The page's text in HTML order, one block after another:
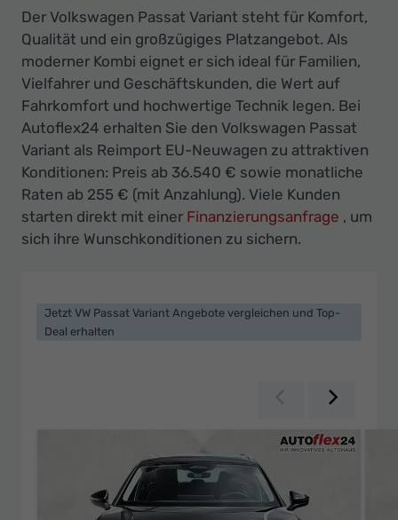
Preisen
-
Ihr
Innovatives
Autohaus
Der Volkswagen Passat Variant steht für Komfort,
Qualität und ein großzügiges Platzangebot. Als
moderner Kombi eignet er sich ideal für Familien,
Vielfahrer und Geschäftskunden, die Wert auf
Fahrkomfort und hochwertige Technik legen. Bei
Autoflex24 erhalten Sie den Volkswagen Passat
Variant als Reimport EU-Neuwagen zu attraktiven
Konditionen: Preis ab 36.540 € sowie monatliche
Raten ab 255 € (mit Anzahlung). Viele Kunden
starten direkt mit einer Finanzierungsanfrage , um
sich ihre Wunschkonditionen zu sichern.
Jetzt VW Passat Variant Angebote vergleichen und Top-
Deal erhalten
Zurück